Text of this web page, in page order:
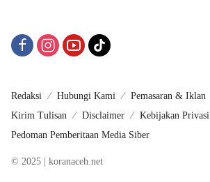
Redaksi Hubungi Kami Pemasaran & Iklan
Kirim Tulisan
Disclaimer
Kebijakan Privasi
Pedoman Pemberitaan Media Siber
© 2025 | koranaceh.net